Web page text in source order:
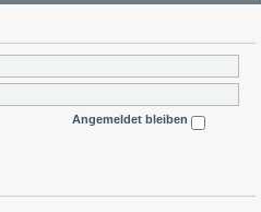
Angemeldet bleiben